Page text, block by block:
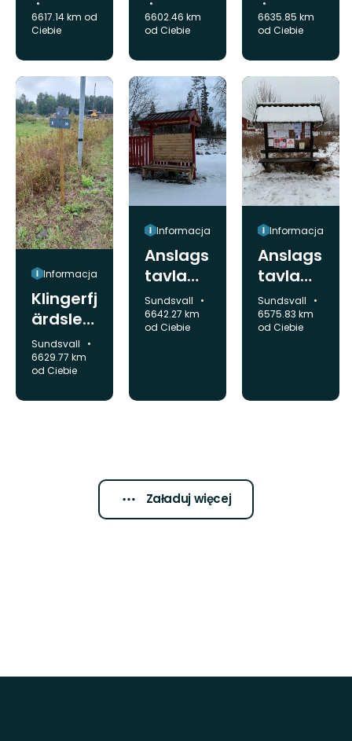
Västan
åfallet
6617.14 km od
Ciebie
mation,
Hemlin
6602.46 km
od Ciebie
mation,
Brånså
6635.85 km
od Ciebie
Informacja
Klingerfj
ärdsled
en 10
Gmina:
Sundsvall
6629.77 km
od Ciebie
Informacja
Anslags
tavla
Spikarn
a
Gmina:
Sundsvall
6642.27 km
od Ciebie
Informacja
Anslags
tavla
Gimåfo
rs
Gmina:
Sundsvall
6575.83 km
od Ciebie
Załaduj więcej